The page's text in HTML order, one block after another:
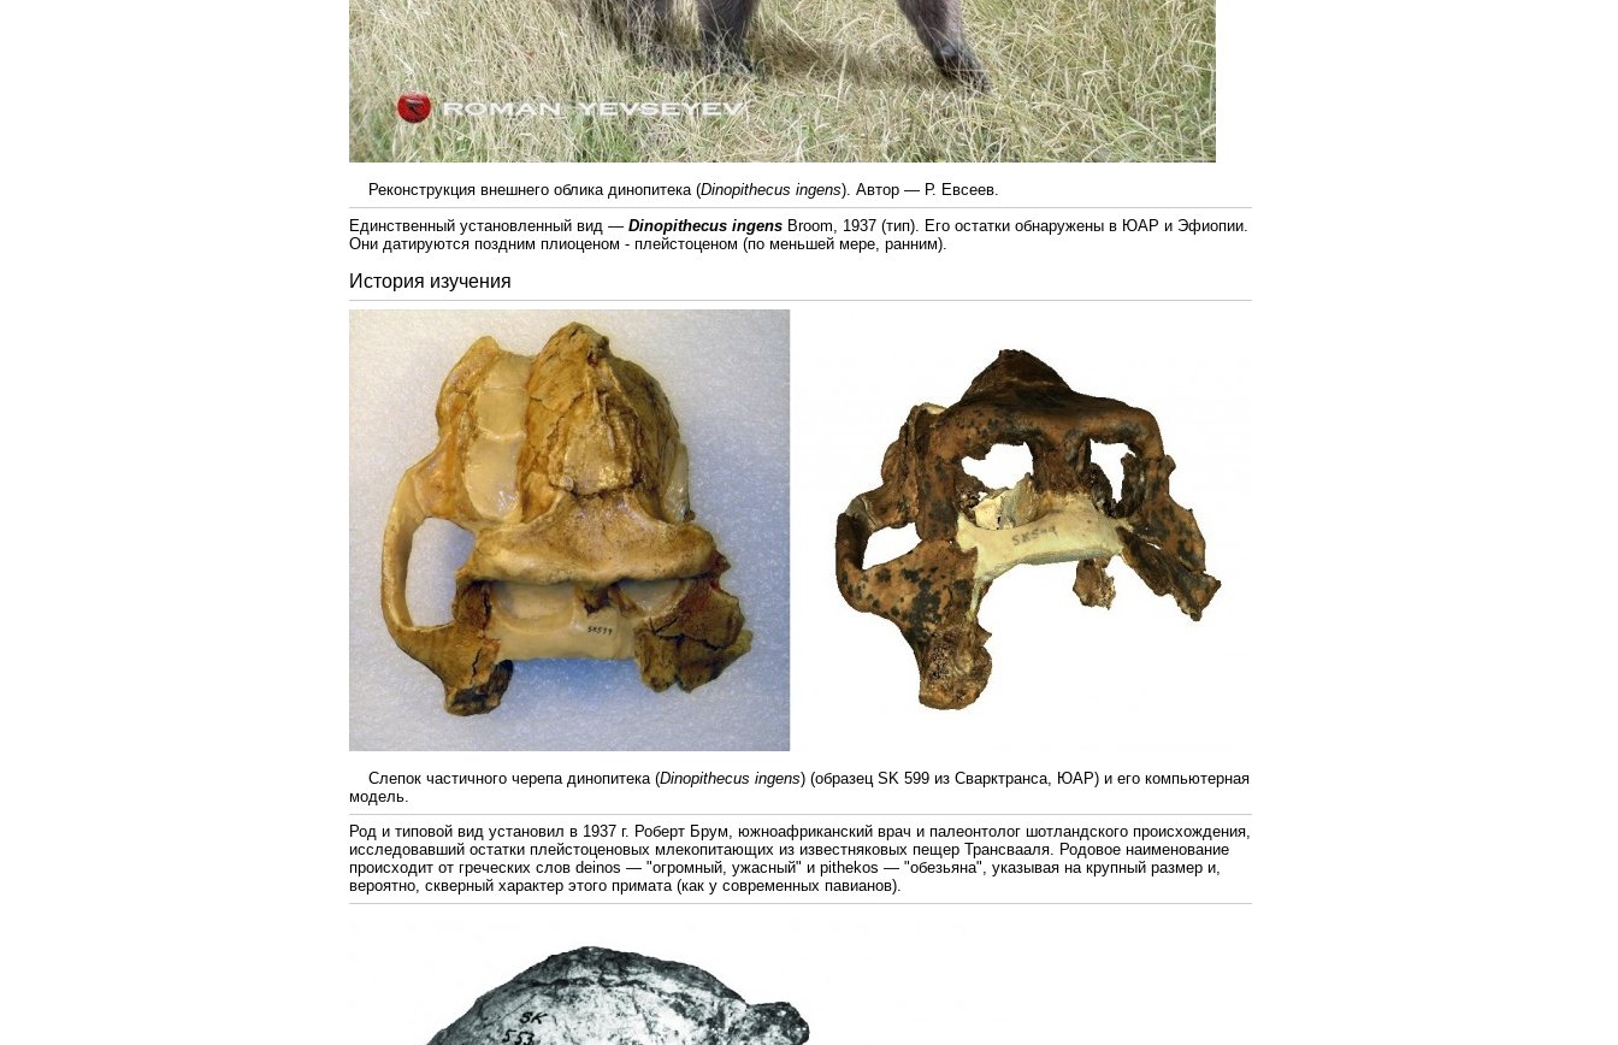
Реконструкция внешнего облика динопитека (Dinopithecus ingens). Автор — Р. Евсеев.
Единственный установленный вид — Dinopithecus ingensBroom, 1937 (тип). Его остатки обнаружены в ЮАР и Эфиопии.
Они датируются поздним плиоценом - плейстоценом (по меньшей мере, ранним).
История изучения
Слепок частичного черепа динопитека (Dinopithecus ingens) (образец SK 599 из Сварктранса, ЮАР) и его компьютерная
модель.
Род и типовой вид установил в 1937 г. Роберт Брум, южноафриканский врач и палеонтолог шотландского происхождения,
исследовавший остатки плейстоценовых млекопитающих из известняковых пещер Трансвааля. Родовое наименование
происходит от греческих слов deinos — "огромный, ужасный" и pithekos — "обезьяна", указывая на крупный размер и,
вероятно, скверный характер этого примата (как у современных павианов).